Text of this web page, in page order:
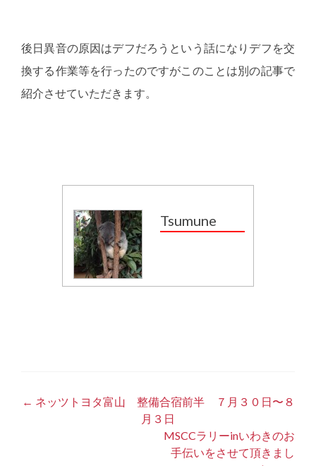
後日異音の原因はデフだろうという話になりデフを交
換する作業等を行ったのですがこのことは別の記事で
紹介させていただきます。
Tsumune
投
← ネッツトヨタ富山 整備合宿前半 ７月３０日〜８
月３日
MSCCラリーinいわきのお
手伝いをさせて頂きまし